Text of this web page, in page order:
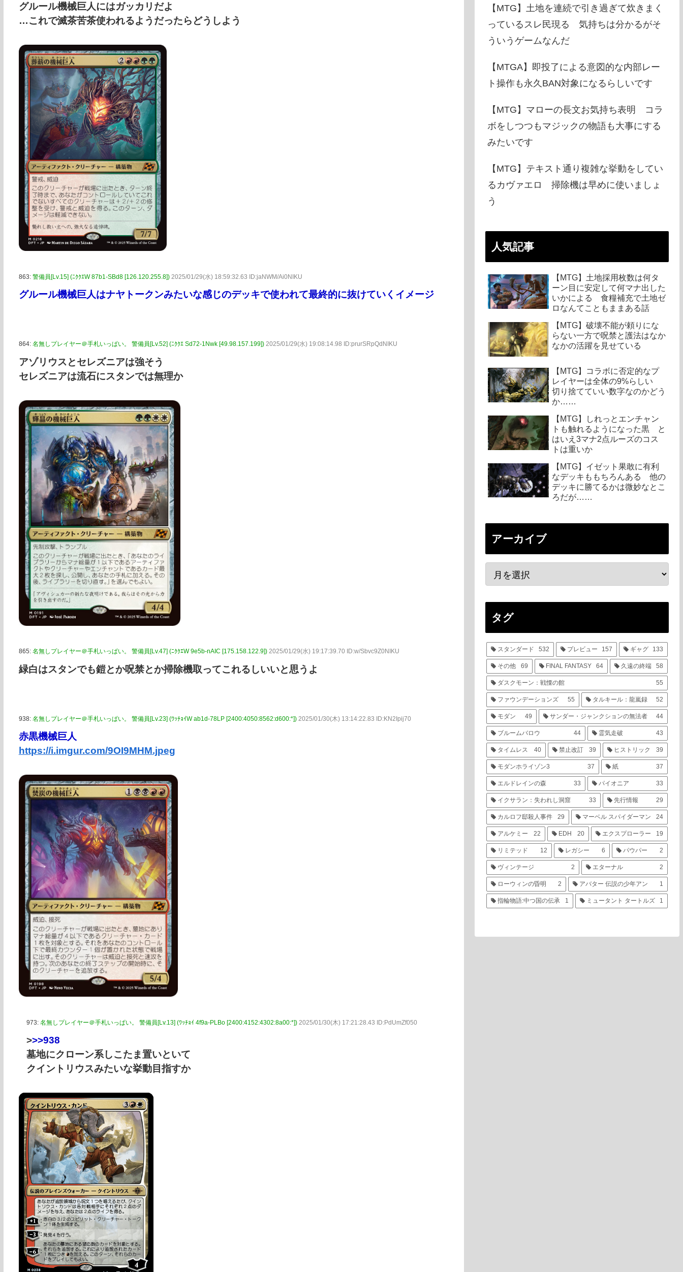
グルール機械巨人にはガッカリだよ
…これで滅茶苦茶使われるようだったらどうしよう
863: 警備員[Lv.15] (ﾆｸｸｴW 87b1-SBd8 [126.120.255.8]) 2025/01/29(水) 18:59:32.63 ID:jaNWM/Ai0NIKU
グルール機械巨人はナヤトークンみたいな感じのデッキで使われて最終的に抜けていくイメージ
864: 名無しプレイヤー＠手札いっぱい。 警備員[Lv.52] (ﾆｸｸｴ Sd72-1Nwk [49.98.157.199]) 2025/01/29(水) 19:08:14.98 ID:prurSRpQdNIKU
アゾリウスとセレズニアは強そう
セレズニアは流石にスタンでは無理か
865: 名無しプレイヤー＠手札いっぱい。 警備員[Lv.47] (ﾆｸｸｴW 9e5b-nAIC [175.158.122.9]) 2025/01/29(水) 19:17:39.70 ID:w/Sbvc9Z0NIKU
緑白はスタンでも鎧とか呪禁とか掃除機取ってこれるしいいと思うよ
938: 名無しプレイヤー＠手札いっぱい。 警備員[Lv.23] (ﾜｯﾁｮｲW ab1d-78LP [2400:4050:8562:d600:*]) 2025/01/30(木) 13:14:22.83 ID:KN2Ipij70
赤黒機械巨人
https://i.imgur.com/9OI9MHM.jpeg
973: 名無しプレイヤー＠手札いっぱい。 警備員[Lv.13] (ﾜｯﾁｮｲ 4f9a-PLBo [2400:4152:4302:8a00:*]) 2025/01/30(木) 17:21:28.43 ID:PdUmZf050
>>>938
墓地にクローン系しこたま置いといて
クイントリウスみたいな挙動目指すか
【MTG】土地を連続で引き過ぎて炊きまく
っているスレ民現る 気持ちは分かるがそ
ういうゲームなんだ
【MTGA】即投了による意図的な内部レー
ト操作も永久BAN対象になるらしいです
【MTG】マローの長文お気持ち表明 コラ
ボをしつつもマジックの物語も大事にする
みたいです
【MTG】テキスト通り複雑な挙動をしてい
るカヴァエロ 掃除機は早めに使いましょ
う
人気記事
【MTG】土地採用枚数は何タ
ーン目に安定して何マナ出した
いかによる 食糧補充で土地ゼ
ロなんてこともままある話
【MTG】破壊不能が頼りにな
らない一方で呪禁と護法はなか
なかの活躍を見せている
【MTG】コラボに否定的なプ
レイヤーは全体の9%らしい
切り捨てていい数字なのかどう
か……
【MTG】しれっとエンチャン
トも触れるようになった黒 と
はいえ3マナ2点ルーズのコス
トは重いか
【MTG】イゼット果敢に有利
なデッキももちろんある 他の
デッキに勝てるかは微妙なとこ
ろだが……
アーカイブ
タグ
スタンダード 532 プレビュー 157 ギャグ 133
その他 69 FINAL FANTASY 64 久遠の終端 58
ダスクモーン：戦慄の館 55
ファウンデーションズ 55 タルキール：龍嵐録 52
モダン 49 サンダー・ジャンクションの無法者 44
ブルームバロウ 44 霊気走破 43
タイムレス 40 禁止改訂 39 ヒストリック 39
モダンホライゾン3 37 紙 37
エルドレインの森 33 パイオニア 33
イクサラン：失われし洞窟 33 先行情報 29
カルロフ邸殺人事件 29 マーベル スパイダーマン 24
アルケミー 22 EDH 20 エクスプローラー 19
リミテッド 12 レガシー 6 パウパー 2
ヴィンテージ 2 エターナル 2
ローウィンの昏明 2 アバター 伝説の少年アン 1
指輪物語:中つ国の伝承 1 ミュータント タートルズ 1